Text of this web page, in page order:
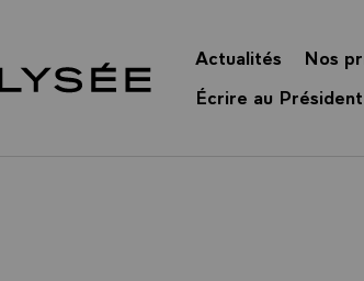
Élysée
Actualités Nos
Écrire au Président